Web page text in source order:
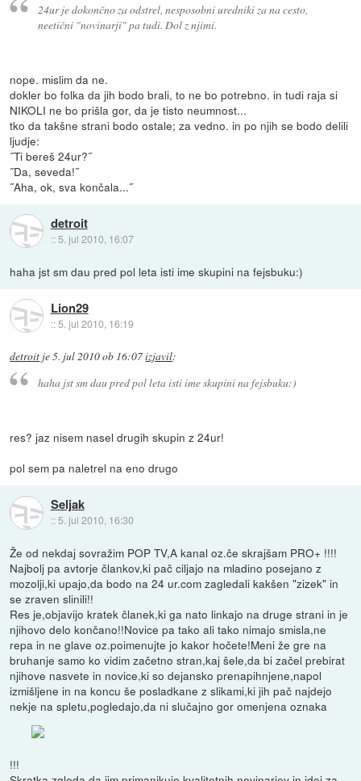
24ur je dokončno za odstrel, nesposobni uredniki za na cesto,
neetični "novinarji" pa tudi. Dol z njimi.
nope. mislim da ne.
dokler bo folka da jih bodo brali, to ne bo potrebno. in tudi raja si
NIKOLI ne bo prišla gor, da je tisto neumnost...
tko da takšne strani bodo ostale; za vedno. in po njih se bodo delili
ljudje:
˝Ti bereš 24ur?˝
˝Da, seveda!˝
˝Aha, ok, sva končala...˝
detroit
:: 5. jul 2010, 16:07
haha jst sm dau pred pol leta isti ime skupini na fejsbuku:)
Lion29
::5. jul 2010, 16:19
detroit je5. jul 2010 ob 16:07izjavil:
haha jst sm dau pred pol leta isti ime skupini na fejsbuku:)
res? jaz nisem nasel drugih skupin z 24ur!
pol sem pa naletrel na eno drugo
Seljak
:: 5. jul 2010, 16:30
Že od nekdaj sovražim POP TV,A kanal oz.če skrajšam PRO+ !!!!
Najbolj pa avtorje člankov,ki pač ciljajo na mladino posejano z
mozolji,ki upajo,da bodo na 24 ur.com zagledali kakšen "zizek" in
se zraven slinili!!
Res je,objavijo kratek članek,ki ga nato linkajo na druge strani in je
njihovo delo končano!!Novice pa tako ali tako nimajo smisla,ne
repa in ne glave oz.poimenujte jo kakor hočete!Meni že gre na
bruhanje samo ko vidim začetno stran,kaj šele,da bi začel prebirat
njihove nasvete in novice,ki so dejansko prenapihnjene,napol
izmišljene in na koncu še posladkane z slikami,ki jih pač najdejo
nekje na spletu,pogledajo,da ni slučajno gor omenjena oznaka
!!!